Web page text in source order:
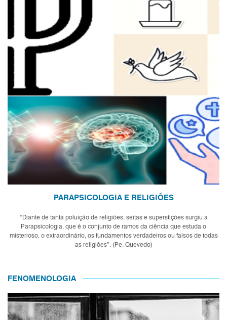
PARAPSICOLOGIA E RELIGIÕES
“Diante de tanta poluição de religiões, seitas e superstições surgiu a
Parapsicologia, que é o conjunto de ramos da ciência que estuda o
misterioso, o extraordinário, os fundamentos verdadeiros ou falsos de todas
as religiões”. (Pe. Quevedo)
FENOMENOLOGIA